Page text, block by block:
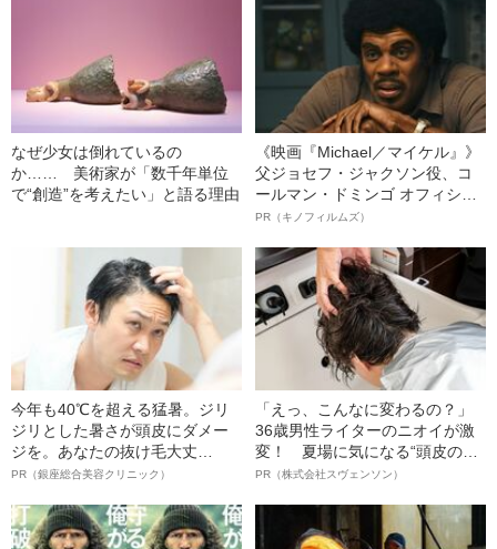
なぜ少女は倒れているの
か…… 美術家が「数千年単位
で“創造”を考えたい」と語る理由
《映画『Michael／マイケル』》
父ジョセフ・ジャクソン役、コ
ールマン・ドミンゴ オフィシャ
ルインタビュー“観客を魅了した
語る”《日本興収70億円突破》
PR（キノフィルムズ）
今年も40℃を超える猛暑。ジリ
ジリとした暑さが頭皮にダメー
ジを。あなたの抜け毛大丈
夫！？
PR（銀座総合美容クリニック）
「えっ、こんなに変わるの？」
36歳男性ライターのニオイが激
変！ 夏場に気になる“頭皮のニ
オイ”や“ベタつき”を解消す
ト”が生み出した徹底ケアとは
PR（株式会社スヴェンソン）